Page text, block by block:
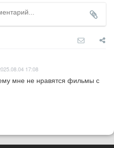
17:08
мне не нравятся фильмы с